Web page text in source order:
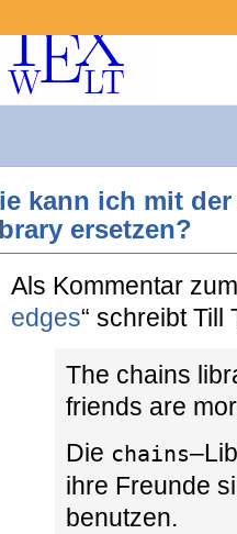
kann ich mit
ersetzen?
Als Kommentar
edges“ schreibt Till
The chains
friends are
Die chains
ihre Freunde
benutzen.